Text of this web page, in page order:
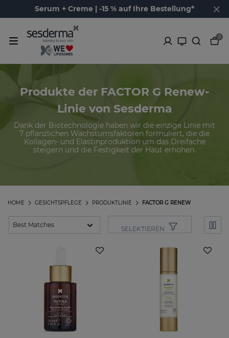
Serum + Creme | -15 % auf Ihre Bestellung*
0
Produkte der FACTOR G Renew-
Linie von Sesderma
Dank der Biotechnologie haben wir die einzige Linie mit
7 pflanzlichen Wachstumsfaktoren formuliert, die die
Kollagen- und Elastinproduktion um das Dreifache
steigern und die Festigkeit der Haut erhöhen.
FACTOR G RENEW
PRODUKTLINIE
GESICHTSPFLEGE
HOME
SELEKTIEREN